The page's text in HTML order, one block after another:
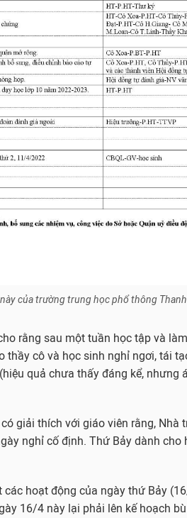
của trường trung học phổ thông
rằng sau một tuần học tập và
thầy cô và học sinh nghỉ ngơi, tái
quả chưa thấy đáng kể,
giải thích với giáo viên rằng, Nhà
nghỉ cố định. Thứ Bảy dành cho
các hoạt động của ngày thứ Bảy
16/4 này lại phải lên kế hoạch